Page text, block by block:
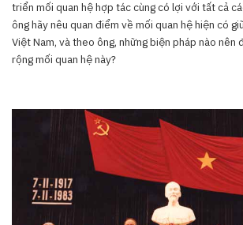
triển mối quan hệ hợp tác cùng có lợi với tất cả
ông hãy nêu quan điểm về mối quan hệ hiện có
Việt Nam, và theo ông, những biện pháp nào nên
rộng mối quan hệ này?